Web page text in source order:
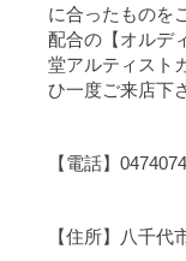
に合ったものを
配合の【オルデ
堂アルティスト
ひ一度ご来店下
【電話】
【住所】八千